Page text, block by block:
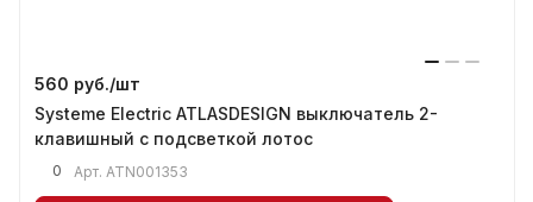
560 руб./шт
Systeme Electric ATLASDESIGN выключатель 2-
клавишный с подсветкой лотос
0 Арт. ATN001353